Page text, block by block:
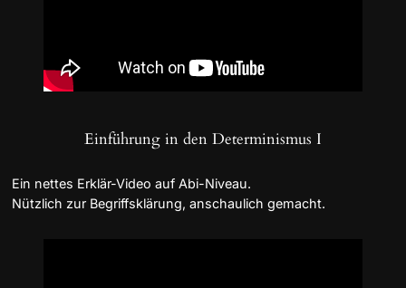
Einführung in den Determinismus I
Ein nettes Erklär-Video auf Abi-Niveau.
Nützlich zur Begriffsklärung, anschaulich gemacht.